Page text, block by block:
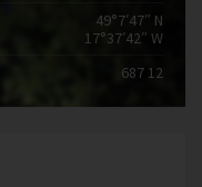
49°7′47″ N
17°37′42″ W
687 12